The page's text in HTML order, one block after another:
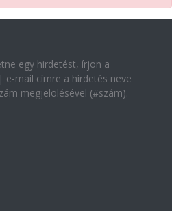
egy hirdetést, írjon a
| e-mail címre a hirdetés neve
megjelölésével (#szám).